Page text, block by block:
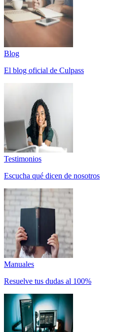
Blog
El blog oficial de Culpass
Testimonios
Escucha qué dicen de nosotros
Manuales
Resuelve tus dudas al 100%